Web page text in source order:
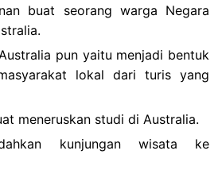
buat seorang warga Negara
pun yaitu menjadi bentuk
lokal dari turis yang
meneruskan studi di Australia.
kunjungan wisata ke